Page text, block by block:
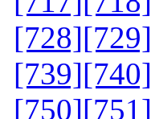
[728][729]
[739][740]
[750][751]